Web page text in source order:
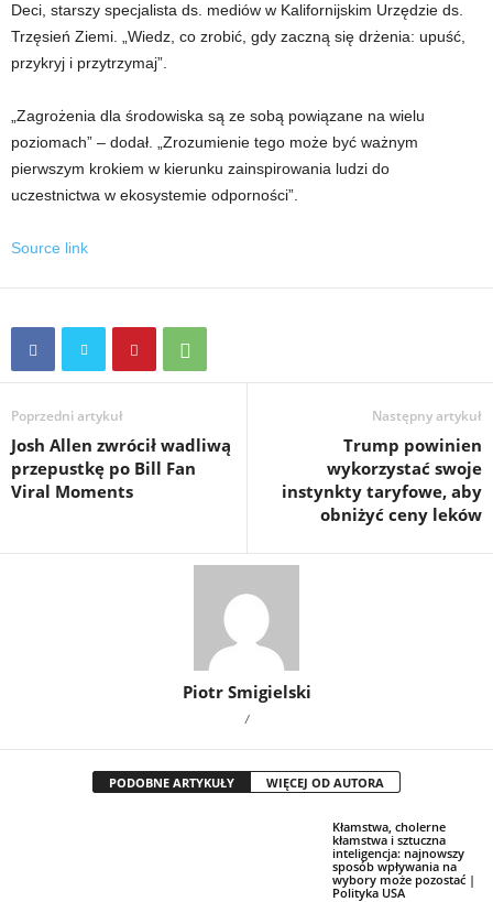
Deci, starszy specjalista ds. mediów w Kalifornijskim Urzędzie ds.
Trzęsień Ziemi. „Wiedz, co zrobić, gdy zaczną się drżenia: upuść,
przykryj i przytrzymaj”.
„Zagrożenia dla środowiska są ze sobą powiązane na wielu
poziomach” – dodał. „Zrozumienie tego może być ważnym
pierwszym krokiem w kierunku zainspirowania ludzi do
uczestnictwa w ekosystemie odporności”.
Source link
Poprzedni artykuł
Josh Allen zwrócił wadliwą
przepustkę po Bill Fan
Viral Moments
Następny artykuł
Trump powinien
wykorzystać swoje
instynkty taryfowe, aby
obniżyć ceny leków
Piotr Smigielski
/
PODOBNE ARTYKUŁY WIĘCEJ OD AUTORA
Kłamstwa, cholerne
kłamstwa i sztuczna
inteligencja: najnowszy
sposób wpływania na
wybory może pozostać |
Polityka USA